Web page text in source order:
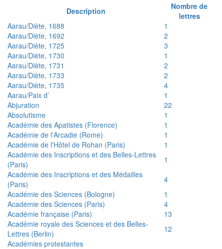
Description
Nombre de
lettres
Aarau/Diète, 1688
1
Aarau/Diète, 1692
2
Aarau/Diète, 1725
3
Aarau/Diète, 1730
1
Aarau/Diète, 1731
2
Aarau/Diète, 1733
2
Aarau/Diète, 1735
4
Aarau/Paix d’
1
Abjuration
22
Absolutisme
1
Académie des Apatistes (Florence)
1
Académie de l'Arcadie (Rome)
1
Académie de l'Hôtel de Rohan (Paris)
1
Académie des Inscriptions et des Belles-Lettres
(Paris)
1
Académie des Inscriptions et des Médailles
(Paris)
4
Académie des Sciences (Bologne)
1
Académie des Sciences (Paris)
4
Académie française (Paris)
13
Académie royale des Sciences et des Belles-
Lettres (Berlin)
12
Académies protestantes